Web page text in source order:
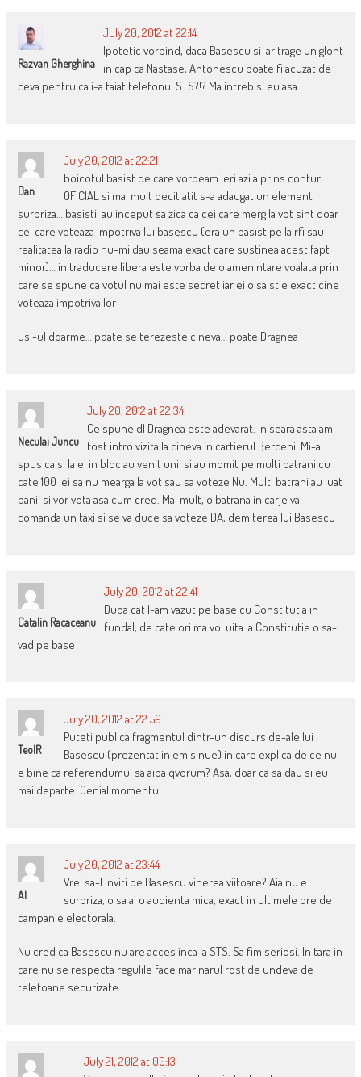
Razvan Gherghina
July 20, 2012 at 22:14
Ipotetic vorbind, daca Basescu si-ar trage un glont
in cap ca Nastase, Antonescu poate fi acuzat de
ceva pentru ca i-a taiat telefonul STS?!? Ma intreb si eu asa…
Dan
July 20, 2012 at 22:21
boicotul basist de care vorbeam ieri azi a prins contur
OFICIAL si mai mult decit atit s-a adaugat un element
surpriza… basistii au inceput sa zica ca cei care merg la vot sint doar
cei care voteaza impotriva lui basescu (era un basist pe la rfi sau
realitatea la radio nu-mi dau seama exact care sustinea acest fapt
minor)… in traducere libera este vorba de o amenintare voalata prin
care se spune ca votul nu mai este secret iar ei o sa stie exact cine
voteaza impotriva lor
usl-ul doarme… poate se terezeste cineva… poate Dragnea
Neculai Juncu
July 20, 2012 at 22:34
Ce spune dl Dragnea este adevarat. In seara asta am
fost intro vizita la cineva in cartierul Berceni. Mi-a
spus ca si la ei in bloc au venit unii si au momit pe multi batrani cu
cate 100 lei sa nu mearga la vot sau sa voteze Nu. Multi batrani au luat
banii si vor vota asa cum cred. Mai mult, o batrana in carje va
comanda un taxi si se va duce sa voteze DA, demiterea lui Basescu
Catalin Racaceanu
July 20, 2012 at 22:41
Dupa cat l-am vazut pe base cu Constitutia in
fundal, de cate ori ma voi uita la Constitutie o sa-l
vad pe base
TeoIR
July 20, 2012 at 22:59
Puteti publica fragmentul dintr-un discurs de-ale lui
Basescu (prezentat in emisinue) in care explica de ce nu
e bine ca referendumul sa aiba qvorum? Asa, doar ca sa dau si eu
mai departe. Genial momentul.
Al
July 20, 2012 at 23:44
Vrei sa-l inviti pe Basescu vinerea viitoare? Aia nu e
surpriza, o sa ai o audienta mica, exact in ultimele ore de
campanie electorala.
Nu cred ca Basescu nu are acces inca la STS. Sa fim seriosi. In tara in
care nu se respecta regulile face marinarul rost de undeva de
telefoane securizate
July 21, 2012 at 00:13